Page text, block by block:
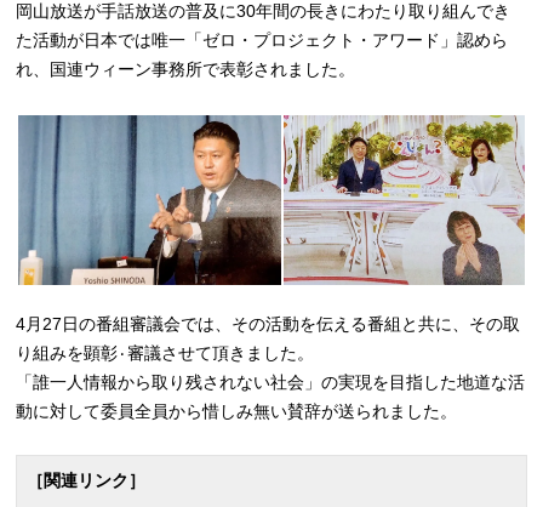
岡山放送が手話放送の普及に30年間の長きにわたり取り組んでき
た活動が日本では唯一「ゼロ・プロジェクト・アワード」認めら
れ、国連ウィーン事務所で表彰されました。
4月27日の番組審議会では、その活動を伝える番組と共に、その取
り組みを顕彰٠審議させて頂きました。
「誰一人情報から取り残されない社会」の実現を目指した地道な活
動に対して委員全員から惜しみ無い賛辞が送られました。
［関連リンク］